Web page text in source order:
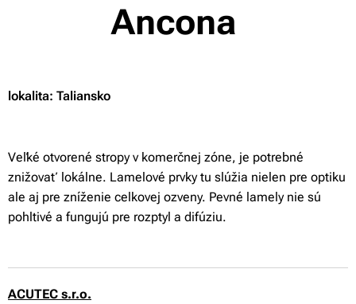
Ancona
lokalita: Taliansko
Veľké otvorené stropy v komerčnej zóne, je potrebné
znižovať lokálne. Lamelové prvky tu slúžia nielen pre optiku
ale aj pre zníženie celkovej ozveny. Pevné lamely nie sú
pohltivé a fungujú pre rozptyl a difúziu.
ACUTEC s.r.o.